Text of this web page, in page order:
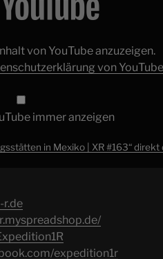
von YouTube anzuzeigen.
von YouTube
immer anzeigen
in Mexiko | XR #163“ direkt
r.de
expedition1r